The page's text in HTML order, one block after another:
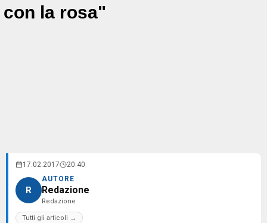
con la rosa"
17.02.2017 20:40
R
AUTORE
Redazione
Redazione
Tutti gli articoli →